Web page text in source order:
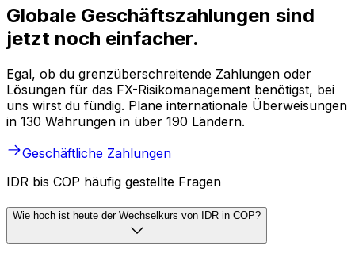
Globale Geschäftszahlungen sind
jetzt noch einfacher.
Egal, ob du grenzüberschreitende Zahlungen oder
Lösungen für das FX-Risikomanagement benötigst, bei
uns wirst du fündig. Plane internationale Überweisungen
in 130 Währungen in über 190 Ländern.
Geschäftliche Zahlungen
IDR bis COP häufig gestellte Fragen
Wie hoch ist heute der Wechselkurs von IDR in COP?